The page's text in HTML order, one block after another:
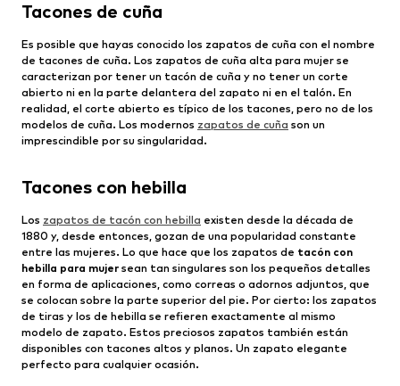
Tacones de cuña
Es posible que hayas conocido los zapatos de cuña con el nombre
de tacones de cuña. Los zapatos de cuña alta para mujer se
caracterizan por tener un tacón de cuña y no tener un corte
abierto ni en la parte delantera del zapato ni en el talón. En
realidad, el corte abierto es típico de los tacones, pero no de los
modelos de cuña. Los modernos zapatos de cuña son un
imprescindible por su singularidad.
Tacones con hebilla
Los zapatos de tacón con hebilla existen desde la década de
1880 y, desde entonces, gozan de una popularidad constante
entre las mujeres. Lo que hace que los zapatos de tacón con
hebilla para mujer sean tan singulares son los pequeños detalles
en forma de aplicaciones, como correas o adornos adjuntos, que
se colocan sobre la parte superior del pie. Por cierto: los zapatos
de tiras y los de hebilla se refieren exactamente al mismo
modelo de zapato. Estos preciosos zapatos también están
disponibles con tacones altos y planos. Un zapato elegante
perfecto para cualquier ocasión.